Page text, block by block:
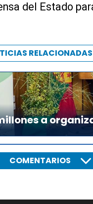
del Estado
RELACIONADAS
a
COMENTARIOS